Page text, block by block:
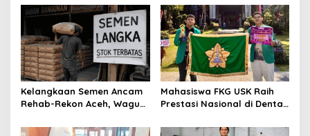
Blangpidie
Tamiang Buka Pelatihan
Kerja 2026
Kelangkaan Semen Ancam
Rehab-Rekon Aceh, Wagub
Mahasiswa FKG USK Raih
Prestasi Nasional di Dental